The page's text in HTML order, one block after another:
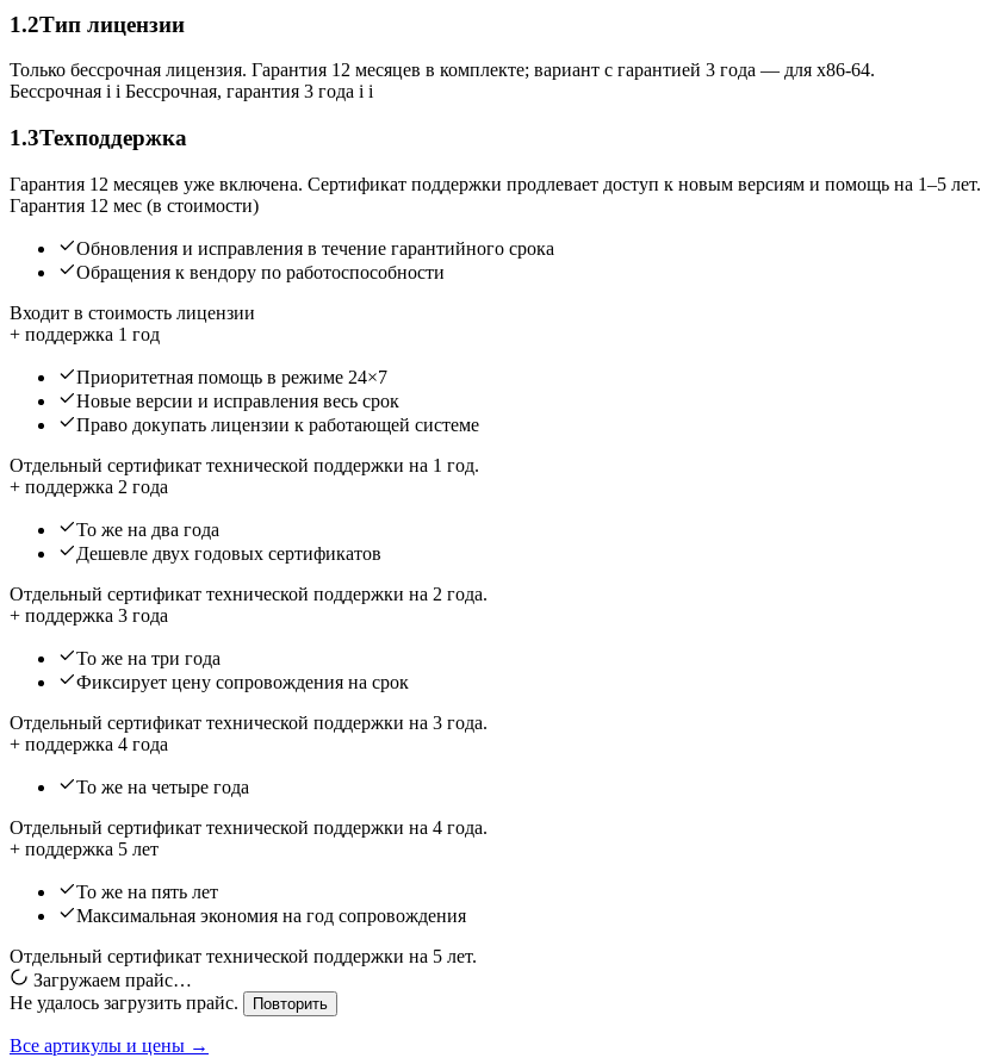
1.2Тип лицензии
Только бессрочная лицензия. Гарантия 12 месяцев в комплекте; вариант с гарантией 3 года — для x86-64.
Бессрочная i i Бессрочная, гарантия 3 года i i
1.3Техподдержка
Гарантия 12 месяцев уже включена. Сертификат поддержки продлевает доступ к новым версиям и помощь на 1–5 лет.
Гарантия 12 мес (в стоимости)
Обновления и исправления в течение гарантийного срока
Обращения к вендору по работоспособности
Входит в стоимость лицензии
+ поддержка 1 год
Приоритетная помощь в режиме 24×7
Новые версии и исправления весь срок
Право докупать лицензии к работающей системе
Отдельный сертификат технической поддержки на 1 год.
+ поддержка 2 года
То же на два года
Дешевле двух годовых сертификатов
Отдельный сертификат технической поддержки на 2 года.
+ поддержка 3 года
То же на три года
Фиксирует цену сопровождения на срок
Отдельный сертификат технической поддержки на 3 года.
+ поддержка 4 года
То же на четыре года
Отдельный сертификат технической поддержки на 4 года.
+ поддержка 5 лет
То же на пять лет
Максимальная экономия на год сопровождения
Отдельный сертификат технической поддержки на 5 лет.
Загружаем прайс…
Не удалось загрузить прайс.
Повторить
Все артикулы и цены →